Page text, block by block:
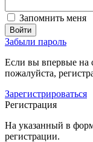
Запомнить меня
Забыли пароль
Если вы впервые на
пожалуйста,
Зарегистрироваться
Регистрация
На указанный в
регистрации.